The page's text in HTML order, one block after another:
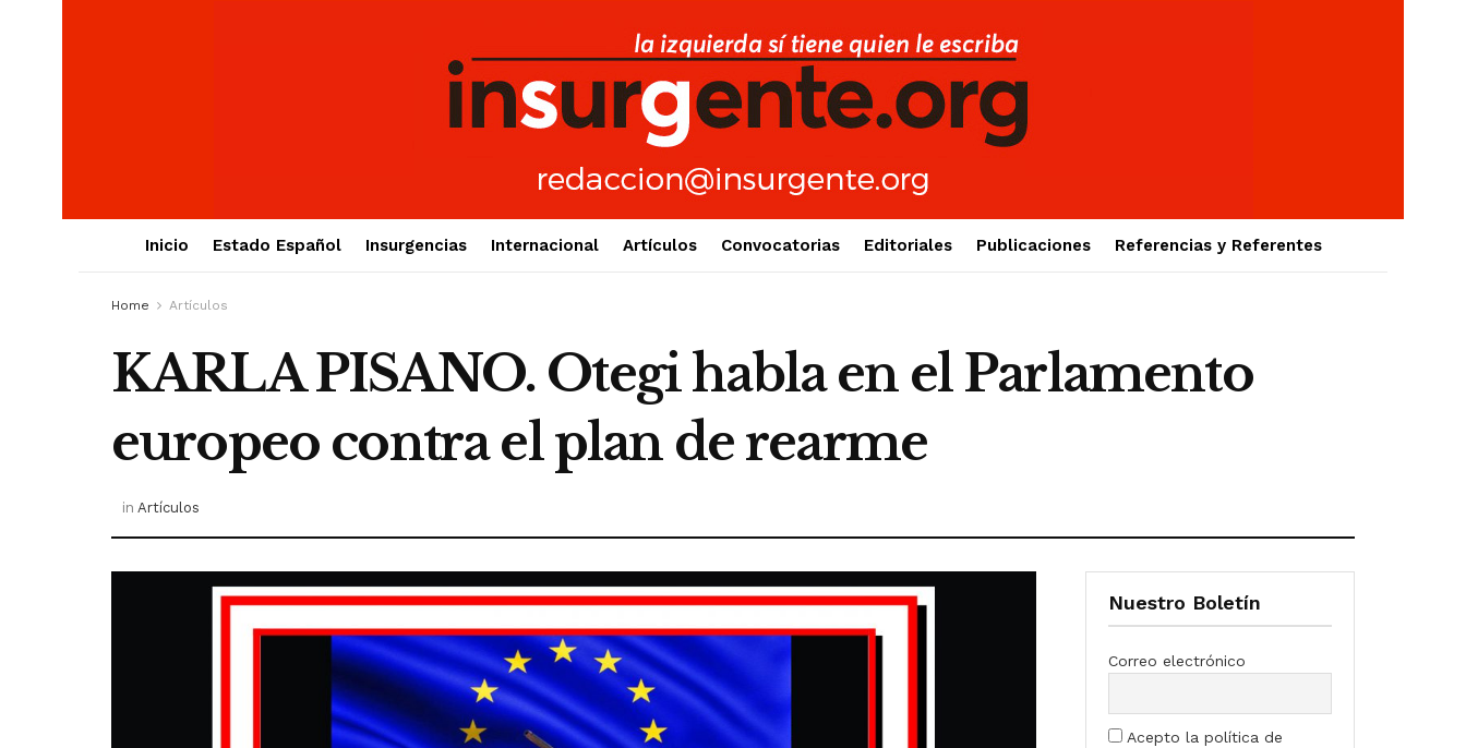
Inicio Estado Español Insurgencias Internacional Artículos Convocatorias Editoriales Publicaciones Referencias y Referentes
Home Artículos
KARLA PISANO. Otegi habla en el Parlamento
europeo contra el plan de rearme
in Artículos
Nuestro Boletín
Correo electrónico
Acepto la política de